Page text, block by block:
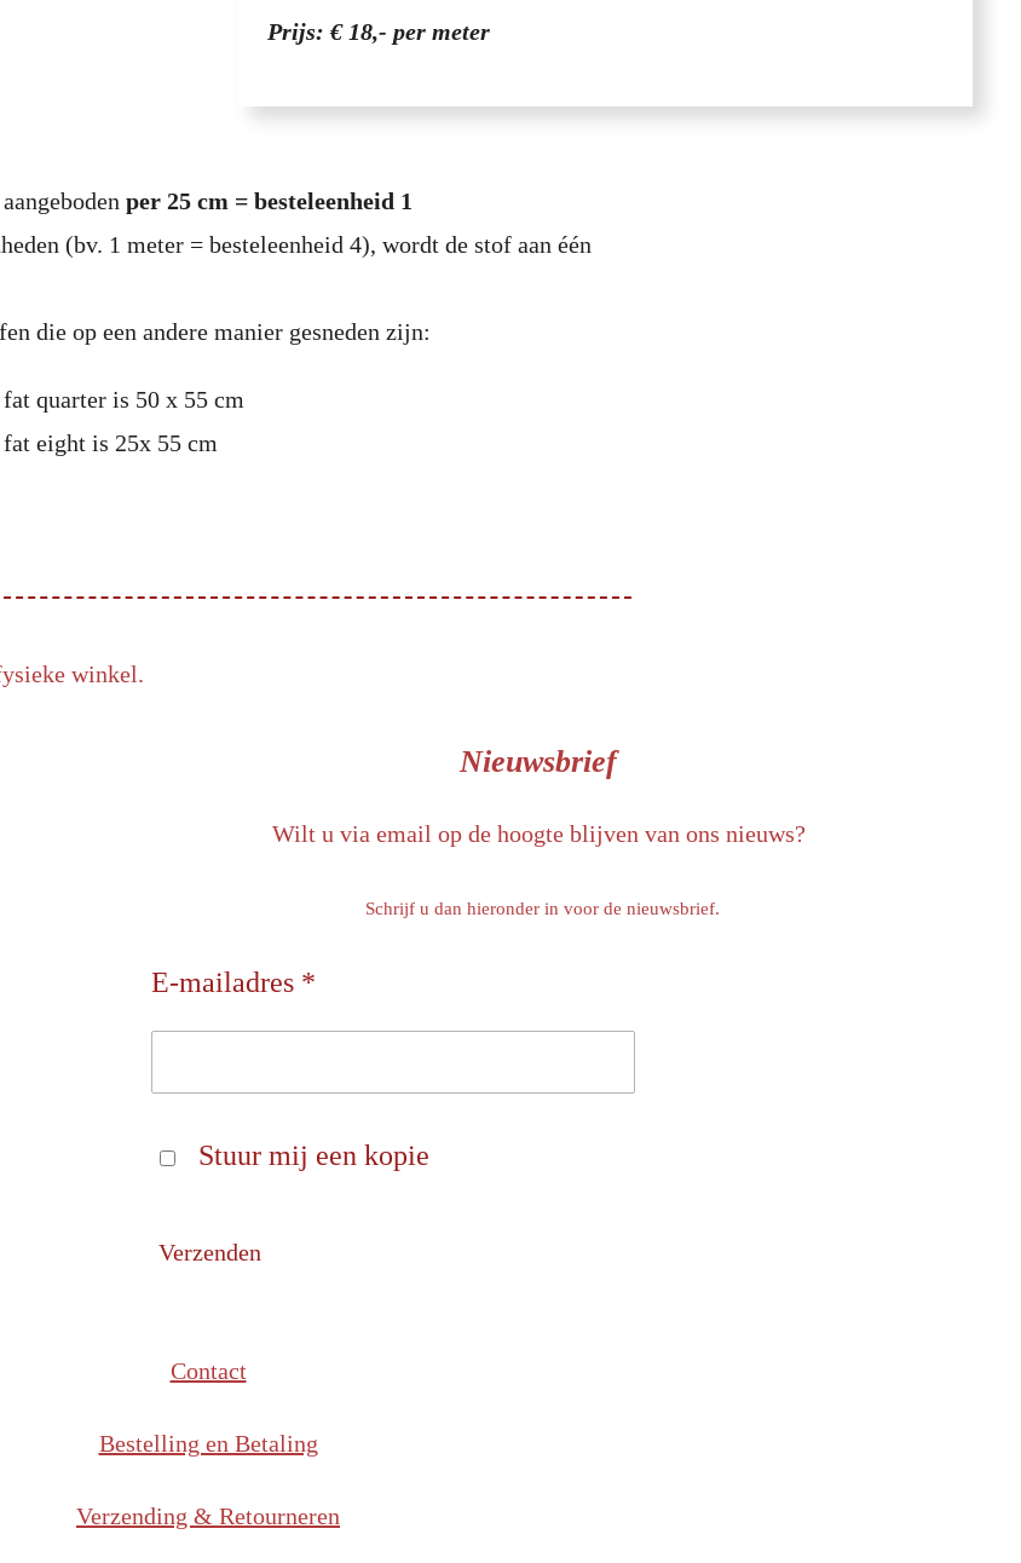
Prijs: € 18,- per meter
per 25 cm = besteleenheid 1
(bv. 1 meter = besteleenheid 4), wordt de stof aan één
die op een andere manier gesneden zijn:
quarter is 50 x 55 cm
eight is 25x 55 cm
winkel.
Nieuwsbrief
Wilt u via email op de hoogte blijven van ons nieuws?
Schrijf u dan hieronder in voor de nieuwsbrief.
E-mailadres *
Stuur mij een kopie
Verzenden
Contact
Bestelling en Betaling
Verzending & Retourneren